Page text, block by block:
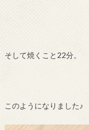
そして焼くこと22分。
このようになりました♪